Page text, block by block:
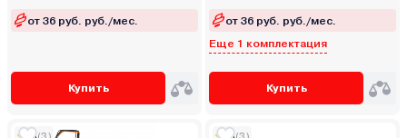
от 36 руб. руб./мес.
Купить
от 36 руб. руб./мес.
Еще 1 комплектация
Купить